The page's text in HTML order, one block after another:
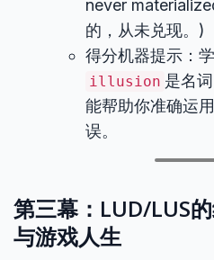
never
的，从未兑现。)
得分机器提示：
illusion 是名词
能帮助你准确运
误。
第三幕：LUD/LUS
与游戏人生